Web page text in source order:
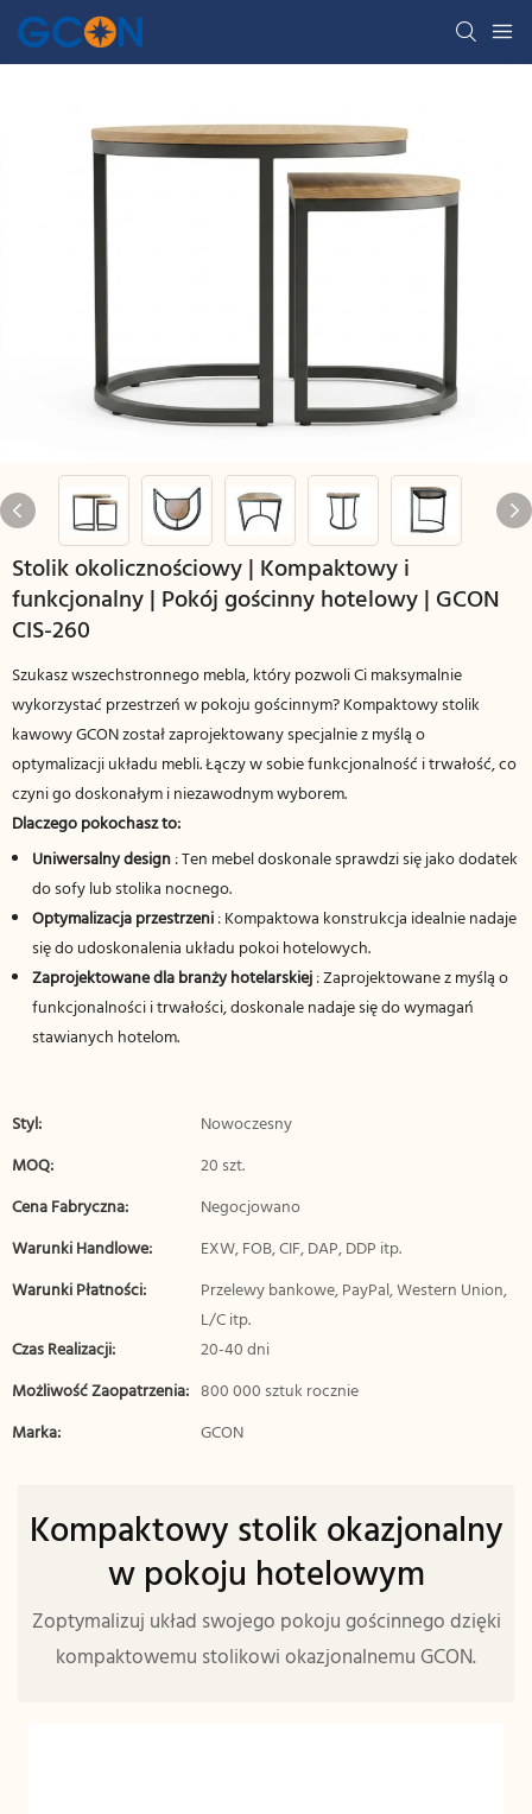
Stolik okolicznościowy | Kompaktowy i
funkcjonalny | Pokój gościnny hotelowy | GCON
CIS-260
Szukasz wszechstronnego mebla, który pozwoli Ci maksymalnie
wykorzystać przestrzeń w pokoju gościnnym? Kompaktowy stolik
kawowy GCON został zaprojektowany specjalnie z myślą o
optymalizacji układu mebli. Łączy w sobie funkcjonalność i trwałość, co
czyni go doskonałym i niezawodnym wyborem.
Dlaczego pokochasz to:
Uniwersalny design: Ten mebel doskonale sprawdzi się jako dodatek
do sofy lub stolika nocnego.
Optymalizacja przestrzeni: Kompaktowa konstrukcja idealnie nadaje
się do udoskonalenia układu pokoi hotelowych.
Zaprojektowane dla branży hotelarskiej: Zaprojektowane z myślą o
funkcjonalności i trwałości, doskonale nadaje się do wymagań
stawianych hotelom.
Styl:
Nowoczesny
MOQ:
20 szt.
Cena Fabryczna:
Negocjowano
Warunki Handlowe:
EXW, FOB, CIF, DAP, DDP itp.
Warunki Płatności:
Przelewy bankowe, PayPal, Western Union,
L/C itp.
Czas Realizacji:
20-40 dni
Możliwość Zaopatrzenia: 800 000 sztuk rocznie
Marka:
GCON
Kompaktowy stolik okazjonalny
w pokoju hotelowym
Zoptymalizuj układ swojego pokoju gościnnego dzięki
kompaktowemu stolikowi okazjonalnemu GCON.